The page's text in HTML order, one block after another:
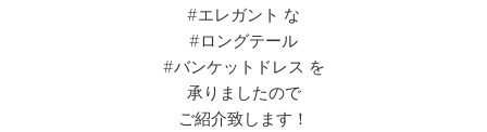
#エレガント な
#ロングテール
#バンケットドレス を
承りましたので
ご紹介致します！